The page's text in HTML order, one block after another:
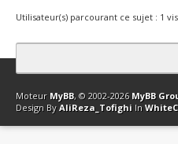
Utilisateur(s) parcourant ce sujet : 1
Contact Club Affiliation
Moteur MyBB, © 2002-2026 MyBB
Design By AliReza_Tofighi In